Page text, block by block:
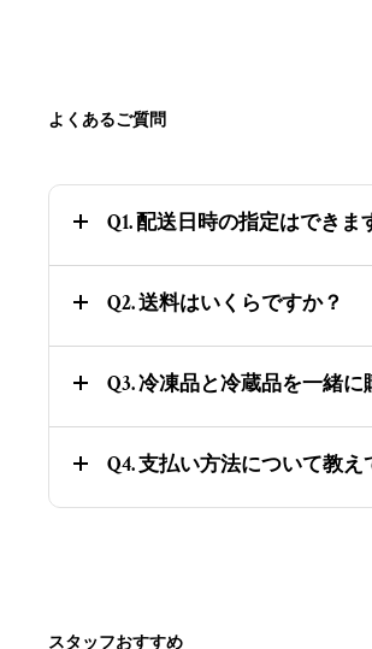
よくあるご質問
Q1. 配送日時の指定はできま
Q2. 送料はいくらですか？
Q3. 冷凍品と冷蔵品を一緒に
Q4. 支払い方法について教え
スタッフおすすめ